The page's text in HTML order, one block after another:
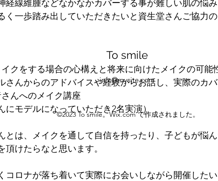
経線維腫などなかなかカバーする事が難しい肌の悩
く一歩踏み出していただきたいと資生堂さんご協力
クをする場合の心構えと将来に向けたメイクの可能
さんからのアドバイスや経験からお話し、実際のカバ
んへのメイク講座
にモデルになっていただき2名実演）
とは、メイクを通して自信を持ったり、子どもが悩
頂けたらなと思います。
コロナが落ち着いて実際にお会いしながら開催した
To smile
info@mysite.com
©2023 To smile。Wix.com で作成されました。